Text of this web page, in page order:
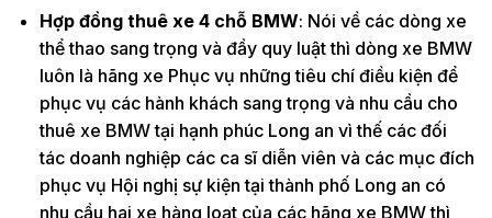
Hợp đồng thuê xe 4 chỗ BMW: Nói về các dòng xe
thể thao sang trọng và đầy quy luật thì dòng xe BMW
luôn là hãng xe Phục vụ những tiêu chí điều kiện để
phục vụ các hành khách sang trọng và nhu cầu cho
thuê xe BMW tại hạnh phúc Long an vì thế các đối
tác doanh nghiệp các ca sĩ diễn viên và các mục đích
phục vụ Hội nghị sự kiện tại thành phố Long an có
nhu cầu hai xe hàng loạt của các hãng xe BMW thì